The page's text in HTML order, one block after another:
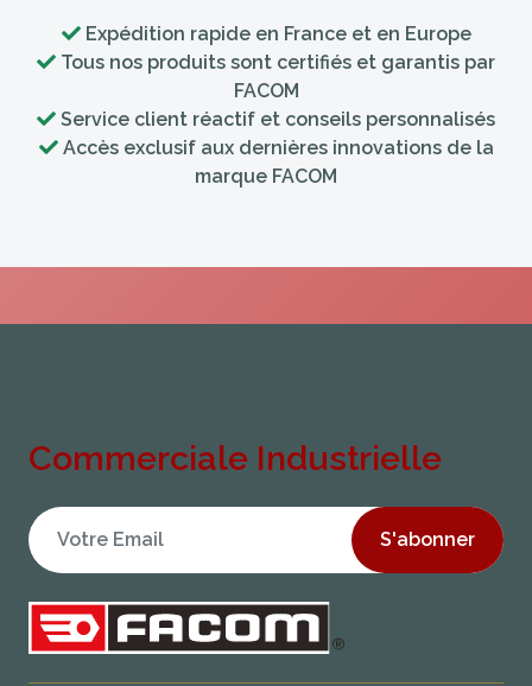
Expédition rapide en France et en Europe
Tous nos produits sont certifiés et garantis par
FACOM
Service client réactif et conseils personnalisés
Accès exclusif aux dernières innovations de la
marque FACOM
Commerciale Industrielle
S'abonner